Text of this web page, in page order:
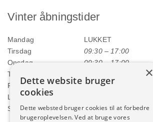
Vinter åbningstider
Mandag
LUKKET
Tirsdag
09:30 – 17:00
Onsdag
09:30 – 17:00
Torsdag
Fredag
09:30 – 17:00
Lørdag
Søndag
LUKKET
×
Dette website bruger
cookies
Dette websted bruger cookies til at forbedre
brugeroplevelsen. Ved at bruge vores